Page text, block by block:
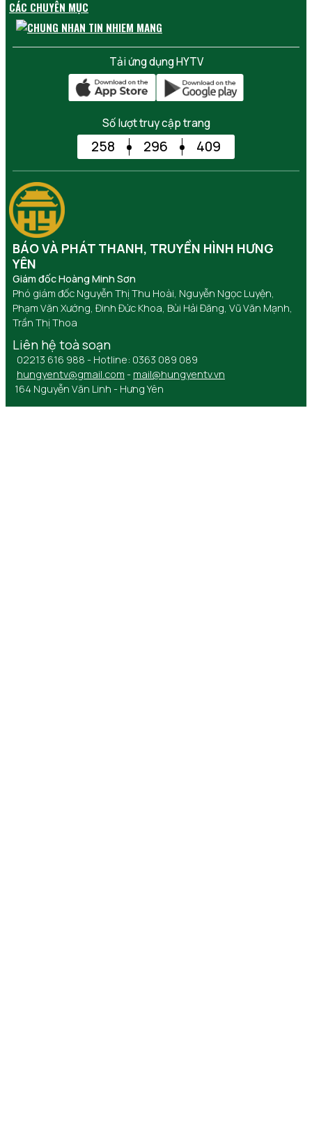
CÁC CHUYÊN MỤC
Tải ứng dụng HYTV
Số lượt truy cập trang
258 296 409
BÁO VÀ PHÁT THANH, TRUYỀN HÌNH HƯNG
YÊN
Giám đốc Hoàng Minh Sơn
Phó giám đốc Nguyễn Thị Thu Hoài, Nguyễn Ngọc Luyện,
Phạm Văn Xướng, Đinh Đức Khoa, Bùi Hải Đăng, Vũ Văn Mạnh,
Trần Thị Thoa
Liên hệ toà soạn
02213 616 988 - Hotline: 0363 089 089
hungyentv@gmail.com - mail@hungyentv.vn
164 Nguyễn Văn Linh - Hưng Yên